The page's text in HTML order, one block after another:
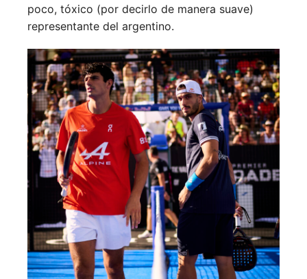
poco, tóxico (por decirlo de manera suave)
representante del argentino.